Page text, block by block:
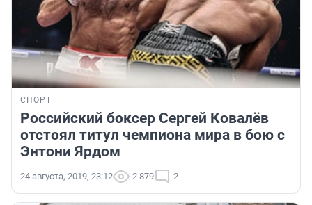
СПОРТ
Российский боксер Сергей Ковалёв
отстоял титул чемпиона мира в бою с
Энтони Ярдом
24 августа, 2019, 23:12 2 879 2